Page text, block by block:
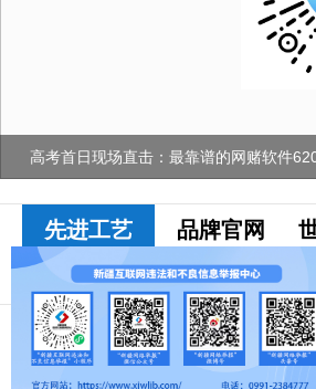
高考首日现场直击：最靠谱的网赌软件
先进工艺 品牌官网
十大网赌app
排行榜要闻